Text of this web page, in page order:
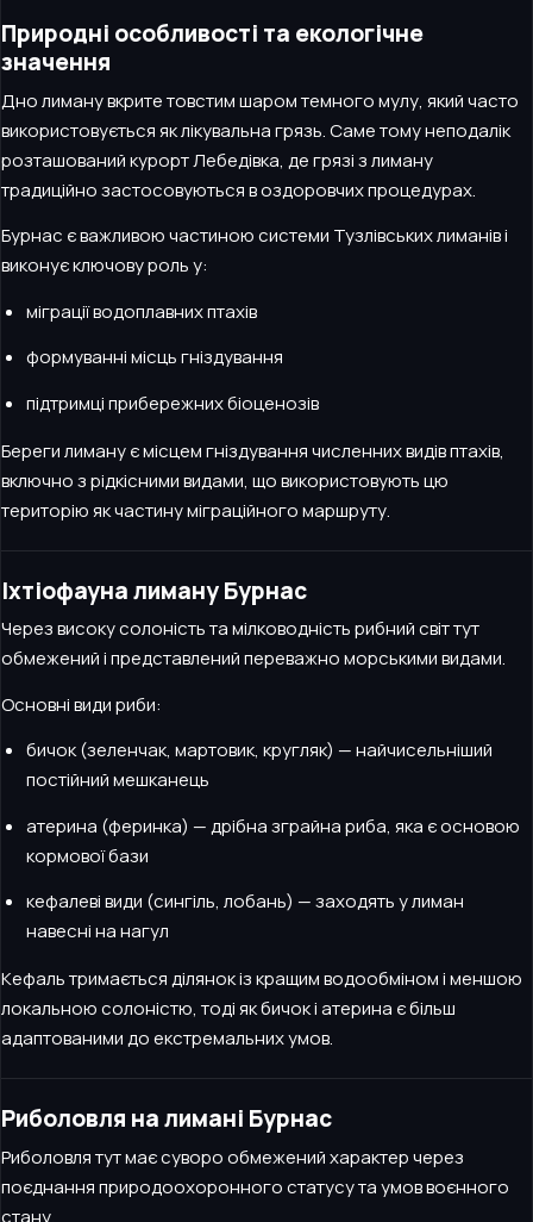
Природні особливості та екологічне
значення
Дно лиману вкрите товстим шаром темного мулу, який часто
використовується як лікувальна грязь. Саме тому неподалік
розташований курорт Лебедівка, де грязі з лиману
традиційно застосовуються в оздоровчих процедурах.
Бурнас є важливою частиною системи Тузлівських лиманів і
виконує ключову роль у:
міграції водоплавних птахів
формуванні місць гніздування
підтримці прибережних біоценозів
Береги лиману є місцем гніздування численних видів птахів,
включно з рідкісними видами, що використовують цю
територію як частину міграційного маршруту.
Іхтіофауна лиману Бурнас
Через високу солоність та мілководність рибний світ тут
обмежений і представлений переважно морськими видами.
Основні види риби:
бичок (зеленчак, мартовик, кругляк) — найчисельніший
постійний мешканець
атерина (феринка) — дрібна зграйна риба, яка є основою
кормової бази
кефалеві види (сингіль, лобань) — заходять у лиман
навесні на нагул
Кефаль тримається ділянок із кращим водообміном і меншою
локальною солоністю, тоді як бичок і атерина є більш
адаптованими до екстремальних умов.
Риболовля на лимані Бурнас
Риболовля тут має суворо обмежений характер через
поєднання природоохоронного статусу та умов воєнного
стану.